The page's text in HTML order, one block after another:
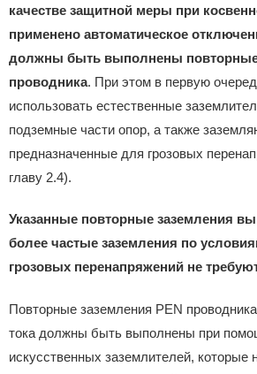
качестве защитной меры при
применено автоматическое
должны быть выполнены повторные
проводника. При этом в первую
использовать естественные
подземные части опор, а также
предназначенные для грозовых
главу 2.4).
Указанные повторные заземления
более частые заземления по
грозовых перенапряжений не
Повторные заземления PEN
тока должны быть выполнены при
искусственных заземлителей,